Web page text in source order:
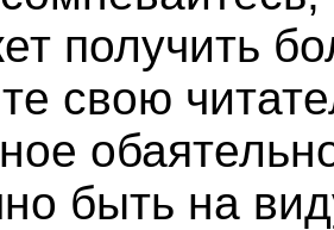
получить
свою
быть на